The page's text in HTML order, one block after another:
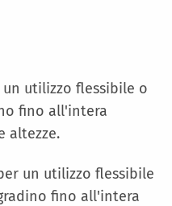
utilizzo flessibile o
fino all'intera
altezze.
un utilizzo flessibile
fino all'intera